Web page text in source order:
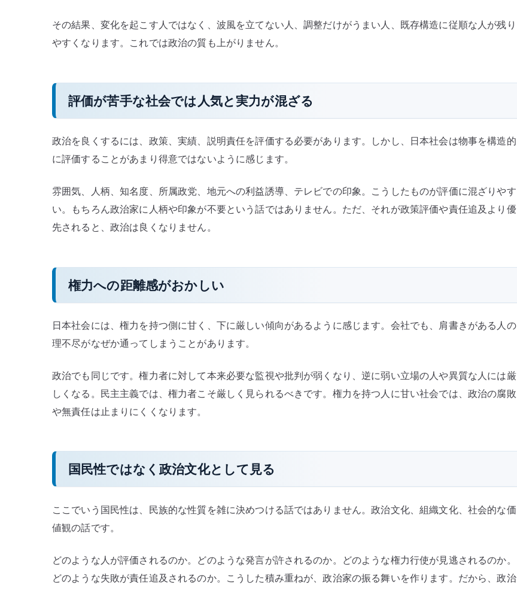
その結果、変化を起こす人ではなく、波風を立てない人、調整だけがうまい人、既存構造に従順な人が残り
やすくなります。これでは政治の質も上がりません。
評価が苦手な社会では人気と実力が混ざる
政治を良くするには、政策、実績、説明責任を評価する必要があります。しかし、日本社会は物事を構造的
に評価することがあまり得意ではないように感じます。
雰囲気、人柄、知名度、所属政党、地元への利益誘導、テレビでの印象。こうしたものが評価に混ざりやす
い。もちろん政治家に人柄や印象が不要という話ではありません。ただ、それが政策評価や責任追及より優
先されると、政治は良くなりません。
権力への距離感がおかしい
日本社会には、権力を持つ側に甘く、下に厳しい傾向があるように感じます。会社でも、肩書きがある人の
理不尽がなぜか通ってしまうことがあります。
政治でも同じです。権力者に対して本来必要な監視や批判が弱くなり、逆に弱い立場の人や異質な人には厳
しくなる。民主主義では、権力者こそ厳しく見られるべきです。権力を持つ人に甘い社会では、政治の腐敗
や無責任は止まりにくくなります。
国民性ではなく政治文化として見る
ここでいう国民性は、民族的な性質を雑に決めつける話ではありません。政治文化、組織文化、社会的な価
値観の話です。
どのような人が評価されるのか。どのような発言が許されるのか。どのような権力行使が見逃されるのか。
どのような失敗が責任追及されるのか。こうした積み重ねが、政治家の振る舞いを作ります。だから、政治